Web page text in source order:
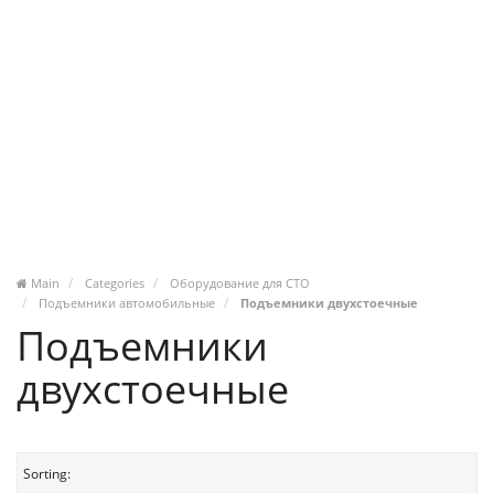
Main Categories
Оборудование для СТО
Подъемники автомобильные
Подъемники двухстоечные
Подъемники
двухстоечные
Sorting: